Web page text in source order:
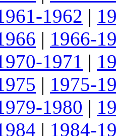
1962 |
| 1966-
1971 |
| 1975-
1980 |
| 1984-